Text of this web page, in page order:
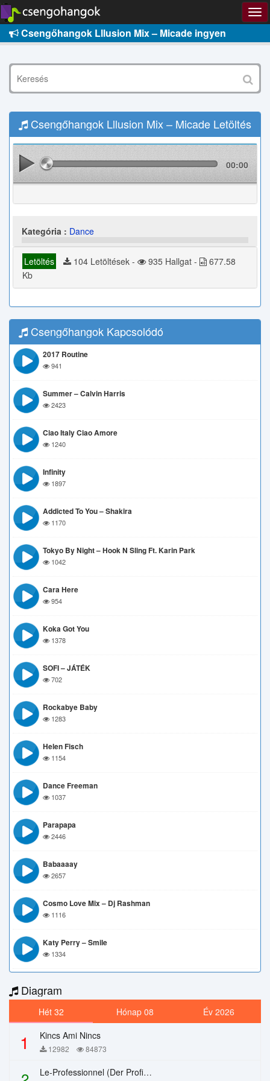
Csengőhangok Lllusion Mix – Micade ingyen
Csengőhangok Lllusion Mix – Micade Letöltés
00:00
Kategória : Dance
Letöltés 104 Letöltések - 935 Hallgat -
677.58
Kb
Csengőhangok Kapcsolódó
2017 Routine
941
Summer – Calvin Harris
2423
Ciao Italy Ciao Amore
1240
Infinity
1897
Addicted To You – Shakira
1170
Tokyo By Night – Hook N Sling Ft. Karin Park
1042
Cara Here
954
Koka Got You
1378
SOFI – JÁTÉK
702
Rockabye Baby
1283
Helen Fisch
1154
Dance Freeman
1037
Parapapa
2446
Babaaaay
2657
Cosmo Love Mix – Dj Rashman
1116
Katy Perry – Smile
1334
Diagram
Hét 32 Hónap 08 Év 2026
1 Kincs Ami Nincs
12982 84873
Le-Professionnel (Der Profi) – Chi Mai